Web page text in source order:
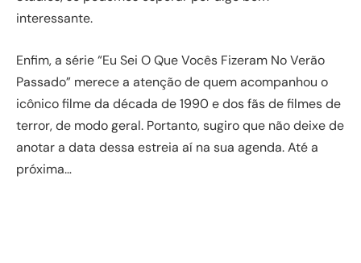
interessante.
Enfim, a série “Eu Sei O Que Vocês Fizeram No Verão
Passado” merece a atenção de quem acompanhou o
icônico filme da década de 1990 e dos fãs de filmes de
terror, de modo geral. Portanto, sugiro que não deixe de
anotar a data dessa estreia aí na sua agenda. Até a
próxima…